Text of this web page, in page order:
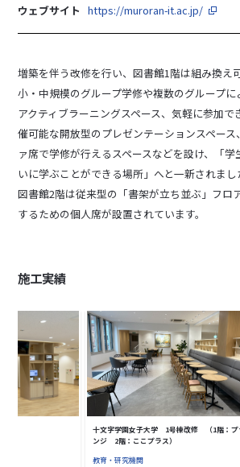
ウェブサイト https://muroran-it.ac.jp/
増築を伴う改修を行い、図書館1階は組み換え
小・中規模のグループ学修や複数のグループ
アクティブラーニングスペース、気軽に参加で
催可能な開放型のプレゼンテーションスペー
ァ席で学修が行えるスペースなどを設け、「
いに学ぶことができる場所」へと一新されまし
図書館2階は従来型の「書架が立ち並ぶ」フロ
するための個人席が設置されています。
施工実績
十文字学園女子大学 1号棟改修 （1階：プ
ンジ 2階：ここプラス）
教育・研究機関